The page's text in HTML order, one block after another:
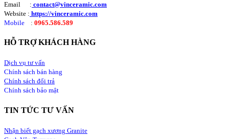
Email : contact@vinceramic.com
Website : https://vinceramic.com
Mobile : 0965.586.589
HỖ TRỢ KHÁCH HÀNG
Dịch vụ tư vấn
Chính sách bán hàng
Chính sách đổi trả
Chính sách bảo mật
TIN TỨC TƯ VẤN
Nhận biết gạch xương Granite